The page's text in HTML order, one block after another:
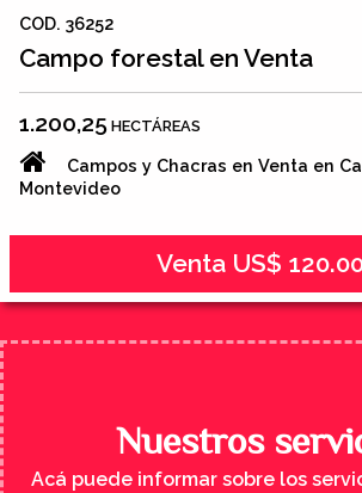
COD. 36252
Campo forestal en Venta
1.200,25 HECTÁREAS
Campos y Chacras en Venta en
Montevideo
Venta US$
Nuestros
Acá puede informar sobre los